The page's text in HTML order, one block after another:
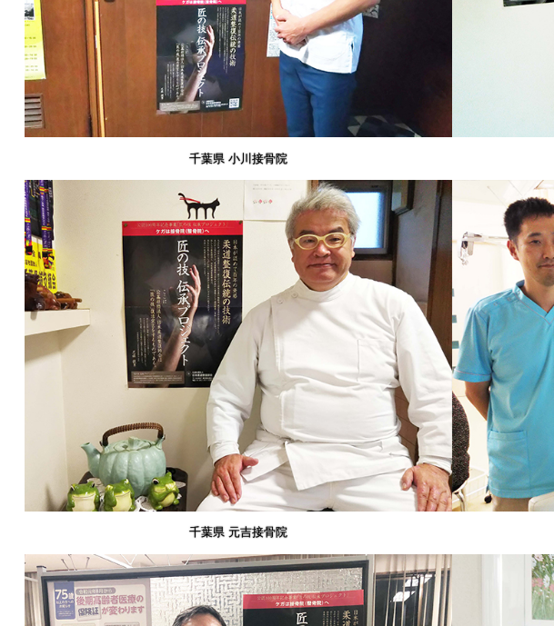
千葉県 小川接骨院
千葉県 元吉接骨院